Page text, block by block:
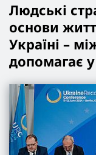
Людські
основи
Україні –
допомагає